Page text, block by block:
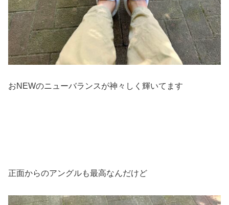
おNEWのニューバランスが神々しく輝いてます
正面からのアングルも最高なんだけど